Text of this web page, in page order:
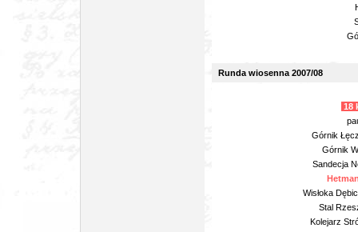
Runda wiosenna 2007/08
18
Górnik
Górnik
Sandecja
Wisłoka
Stal
Kolejarz